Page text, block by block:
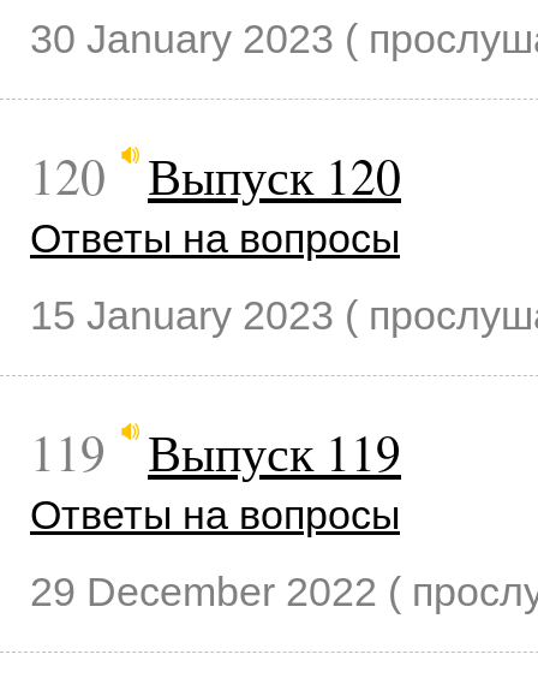
30 January 2023 (
120 Выпуск 120
Ответы на вопросы
15 January 2023 (
119 Выпуск 119
Ответы на вопросы
29 December 2022 (